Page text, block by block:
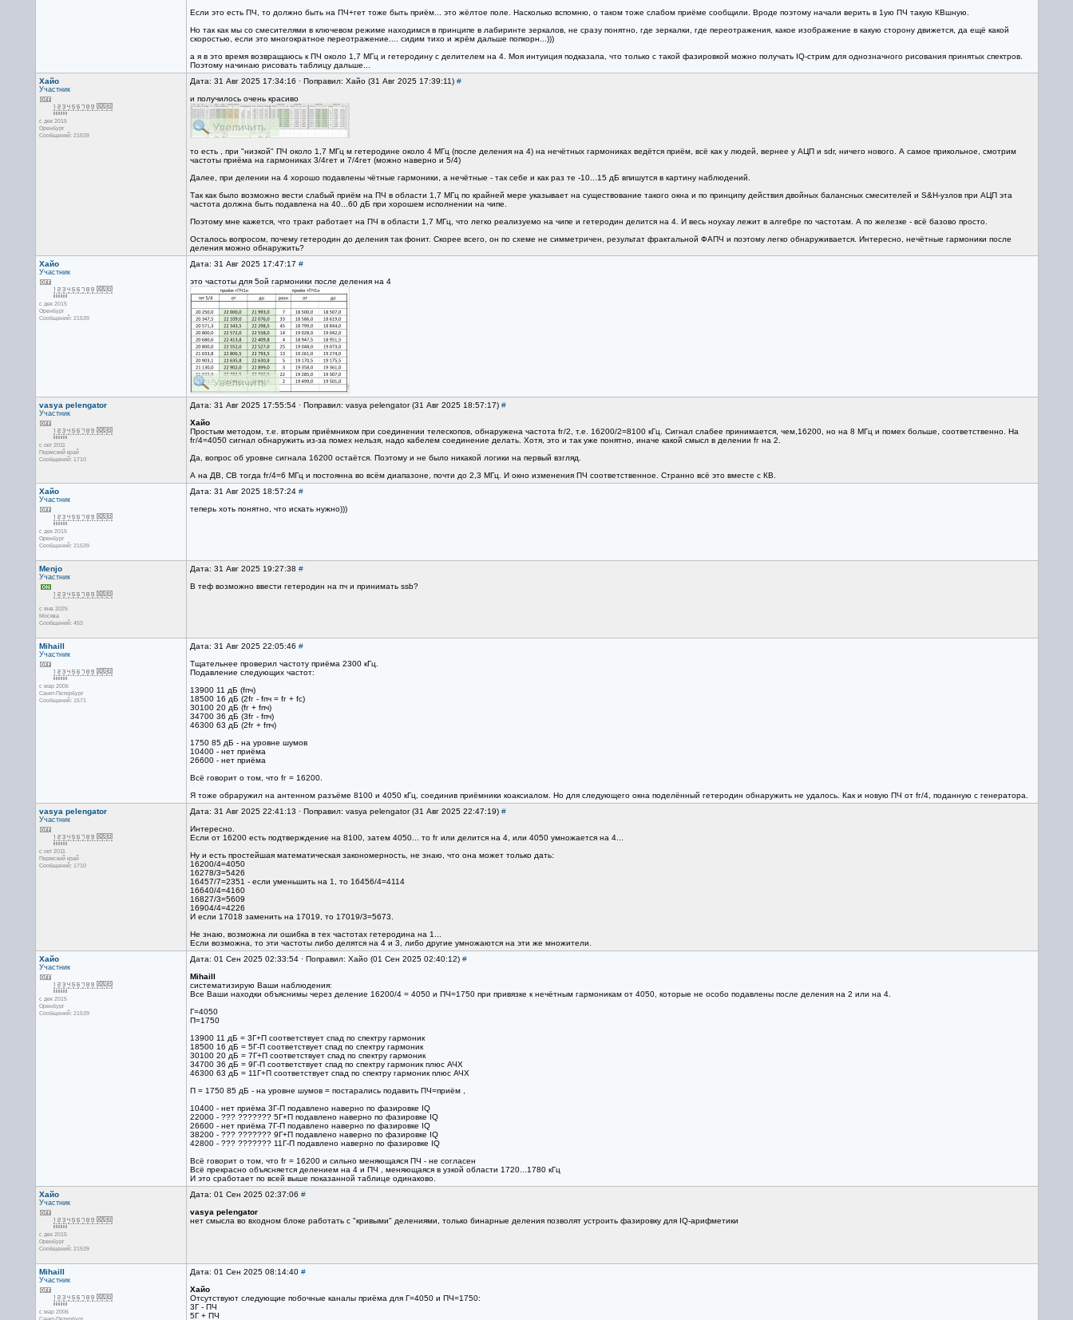
Если это есть ПЧ, то должно быть на ПЧ+гет тоже быть приём... это жёлтое поле. Насколько вспомню, о таком тоже слабом приёме сообщили. Вроде поэтому начали верить в 1ую ПЧ такую КВшную.
Но так как мы со смесителями в ключевом режиме находимся в принципе в лабиринте зеркалов, не сразу понятно, где зеркалки, где переотражения, какое изображение в какую сторону движется, да ещё какой
скоростью, если это многократное переотражение.... сидим тихо и жрём дальше попкорн...)))
а я в это время возвращаюсь к ПЧ около 1,7 МГц и гетеродину с делителем на 4. Моя интуиция подказала, что только с такой фазировкой можно получать IQ-стрим для однозначного рисования принятых спектров.
Поэтому начинаю рисовать таблицу дальше...
Хайо
Участник
с дек 2015
Оренбург
Сообщений: 21539
Дата: 31 Авг 2025 17:34:16 · Поправил: Хайо (31 Авг 2025 17:39:11) #
и получилось очень красиво
то есть , при "низкой" ПЧ около 1,7 МГц м гетеродине около 4 МГц (после деления на 4) на нечётных гармониках ведётся приём, всё как у людей, вернее у АЦП и sdr, ничего нового. А самое прикольное, смотрим
частоты приёма на гармониках 3/4гет и 7/4гет (можно наверно и 5/4)
Далее, при делении на 4 хорошо подавлены чётные гармоники, а нечётные - так себе и как раз те -10...15 дБ впишутся в картину наблюдений.
Так как было возможно вести слабый приём на ПЧ в области 1,7 МГц по крайней мере указывает на существование такого окна и по принципу действия двойных балансных смесителей и S&H-узлов при АЦП эта
частота должна быть подавлена на 40...60 дБ при хорошем исполнении на чипе.
Поэтому мне кажется, что тракт работает на ПЧ в области 1,7 МГц, что легко реализуемо на чипе и гетеродин делится на 4. И весь ноухау лежит в алгебре по частотам. А по железке - всё базово просто.
Осталось вопросом, почему гетеродин до деления так фонит. Скорее всего, он по схеме не симметричен, результат фрактальной ФАПЧ и поэтому легко обнаруживается. Интересно, нечётные гармоники после
деления можно обнаружить?
Хайо
Участник
с дек 2015
Оренбург
Сообщений: 21539
Дата: 31 Авг 2025 17:47:17 #
это частоты для 5ой гармоники после деления на 4
vasya pelengator
Участник
с окт 2011
Пермский край
Сообщений: 1710
Дата: 31 Авг 2025 17:55:54 · Поправил: vasya pelengator (31 Авг 2025 18:57:17) #
Хайо
Простым методом, т.е. вторым приёмником при соединении телескопов, обнаружена частота fг/2, т.е. 16200/2=8100 кГц. Сигнал слабее принимается, чем,16200, но на 8 МГц и помех больше, соответственно. На
fг/4=4050 сигнал обнаружить из-за помех нельзя, надо кабелем соединение делать. Хотя, это и так уже понятно, иначе какой смысл в делении fг на 2.
Да, вопрос об уровне сигнала 16200 остаётся. Поэтому и не было никакой логики на первый взгляд.
А на ДВ, СВ тогда fг/4=6 МГц и постоянна во всём диапазоне, почти до 2,3 МГц. И окно изменения ПЧ соответственное. Странно всё это вместе с КВ.
Хайо
Участник
с дек 2015
Оренбург
Сообщений: 21539
Дата: 31 Авг 2025 18:57:24 #
теперь хоть понятно, что искать нужно)))
Menjo
Участник
с янв 2025
Москва
Сообщений: 453
Дата: 31 Авг 2025 19:27:38 #
В теф возможно ввести гетеродин на пч и принимать ssb?
Mihaill
Участник
с мар 2006
Санкт-Петербург
Сообщений: 1571
Дата: 31 Авг 2025 22:05:46 #
Тщательнее проверил частоту приëма 2300 кГц.
Подавление следующих частот:
13900 11 дБ (fпч)
18500 16 дБ (2fг - fпч = fг + fс)
30100 20 дБ (fг + fпч)
34700 36 дБ (3fг - fпч)
46300 63 дБ (2fг + fпч)
1750 85 дБ - на уровне шумов
10400 - нет приëма
26600 - нет приëма
Всë говорит о том, что fг = 16200.
Я тоже обраружил на антенном разъëме 8100 и 4050 кГц, соединив приëмники коаксиалом. Но для следующего окна поделëнный гетеродин обнаружить не удалось. Как и новую ПЧ от fг/4, поданную с генератора.
vasya pelengator
Участник
с окт 2011
Пермский край
Сообщений: 1710
Дата: 31 Авг 2025 22:41:13 · Поправил: vasya pelengator (31 Авг 2025 22:47:19) #
Интересно.
Если от 16200 есть подтверждение на 8100, затем 4050... то fг или делится на 4, или 4050 умножается на 4...
Ну и есть простейшая математическая закономерность, не знаю, что она может только дать:
16200/4=4050
16278/3=5426
16457/7=2351 - если уменьшить на 1, то 16456/4=4114
16640/4=4160
16827/3=5609
16904/4=4226
И если 17018 заменить на 17019, то 17019/3=5673.
Не знаю, возможна ли ошибка в тех частотах гетеродина на 1...
Если возможна, то эти частоты либо делятся на 4 и 3, либо другие умножаются на эти же множители.
Хайо
Участник
с дек 2015
Оренбург
Сообщений: 21539
Дата: 01 Сен 2025 02:33:54 · Поправил: Хайо (01 Сен 2025 02:40:12) #
Mihaill
систематизирую Ваши наблюдения:
Все Ваши находки объяснимы через деление 16200/4 = 4050 и ПЧ=1750 при привязке к нечётным гармоникам от 4050, которые не особо подавлены после деления на 2 или на 4.
Г=4050
П=1750
13900 11 дБ = 3Г+П соответствует спад по спектру гармоник
18500 16 дБ = 5Г-П соответствует спад по спектру гармоник
30100 20 дБ = 7Г+П соответствует спад по спектру гармоник
34700 36 дБ = 9Г-П соответствует спад по спектру гармоник плюс АЧХ
46300 63 дБ = 11Г+П соответствует спад по спектру гармоник плюс АЧХ
П = 1750 85 дБ - на уровне шумов = постарались подавить ПЧ=приём ,
10400 - нет приëма 3Г-П подавлено наверно по фазировке IQ
22000 - ??? ??????? 5Г+П подавлено наверно по фазировке IQ
26600 - нет приëма 7Г-П подавлено наверно по фазировке IQ
38200 - ??? ??????? 9Г+П подавлено наверно по фазировке IQ
42800 - ??? ??????? 11Г-П подавлено наверно по фазировке IQ
Всë говорит о том, что fг = 16200 и сильно меняющаяся ПЧ - не согласен
Всё прекрасно объясняется делением на 4 и ПЧ , меняющаяся в узкой области 1720...1780 кГц
И это сработает по всей выше показанной таблице одинаково.
Хайо
Участник
с дек 2015
Оренбург
Сообщений: 21539
Дата: 01 Сен 2025 02:37:06 #
vasya pelengator
нет смысла во входном блоке работать с "кривыми" делениями, только бинарные деления позволят устроить фазировку для IQ-арифметики
Mihaill
Участник
с мар 2006
Дата: 01 Сен 2025 08:14:40 #
Хайо
Отсутствуют следующие побочные каналы приëма для Г=4050 и ПЧ=1750:
3Г - ПЧ
5Г + ПЧ